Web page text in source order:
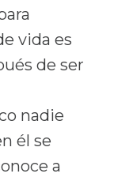
vida es
de ser
nadie
él se
a